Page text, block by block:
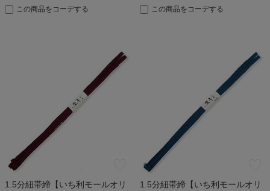
この商品をコーデする この商品をコーデする
1.5分紐帯締【いち利モールオリ
1.5分紐帯締【いち利モールオリ